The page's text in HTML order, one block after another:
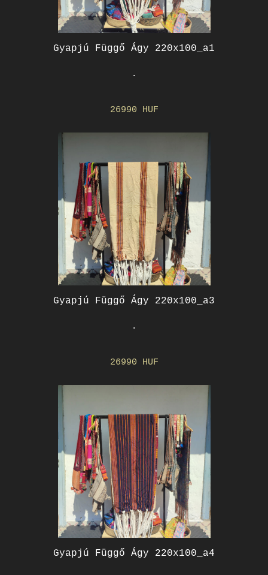
Gyapjú Függő Ágy 220x100_a1
.
26990 HUF
Gyapjú Függő Ágy 220x100_a3
.
26990 HUF
Gyapjú Függő Ágy 220x100_a4